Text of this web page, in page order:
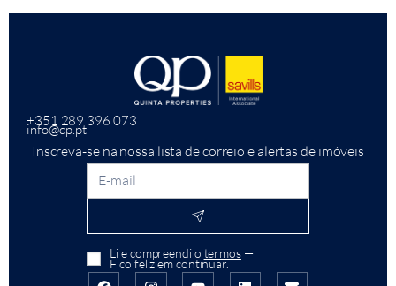
+351 289 396 073
info@qp.pt
Inscreva-se na nossa lista de correio e alertas de imóveis
Li e compreendi o termos—
Fico feliz em continuar.